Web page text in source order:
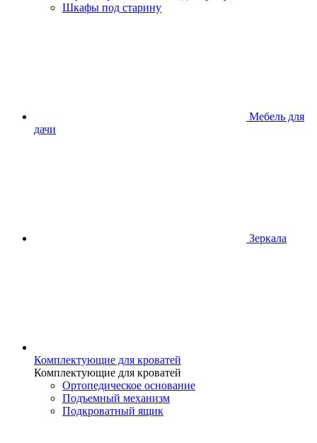
Шкафы под старину
Мебель для
дачи
Зеркала
Комплектующие для кроватей
Комплектующие для кроватей
Ортопедическое основание
Подъемный механизм
Подкроватный ящик